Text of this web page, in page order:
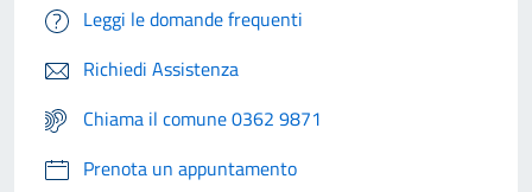
Leggi le domande frequenti
Richiedi Assistenza
Chiama il comune 0362 9871
Prenota un appuntamento